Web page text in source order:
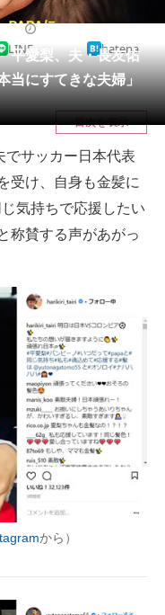
平愛梨、夫・長友佑
当にすてきな夫婦」
LINE hatena
目次を表示
サッカー日本代表
受け、自身も金髪に
気持ちで応援したい
称賛する声があがっ
から）